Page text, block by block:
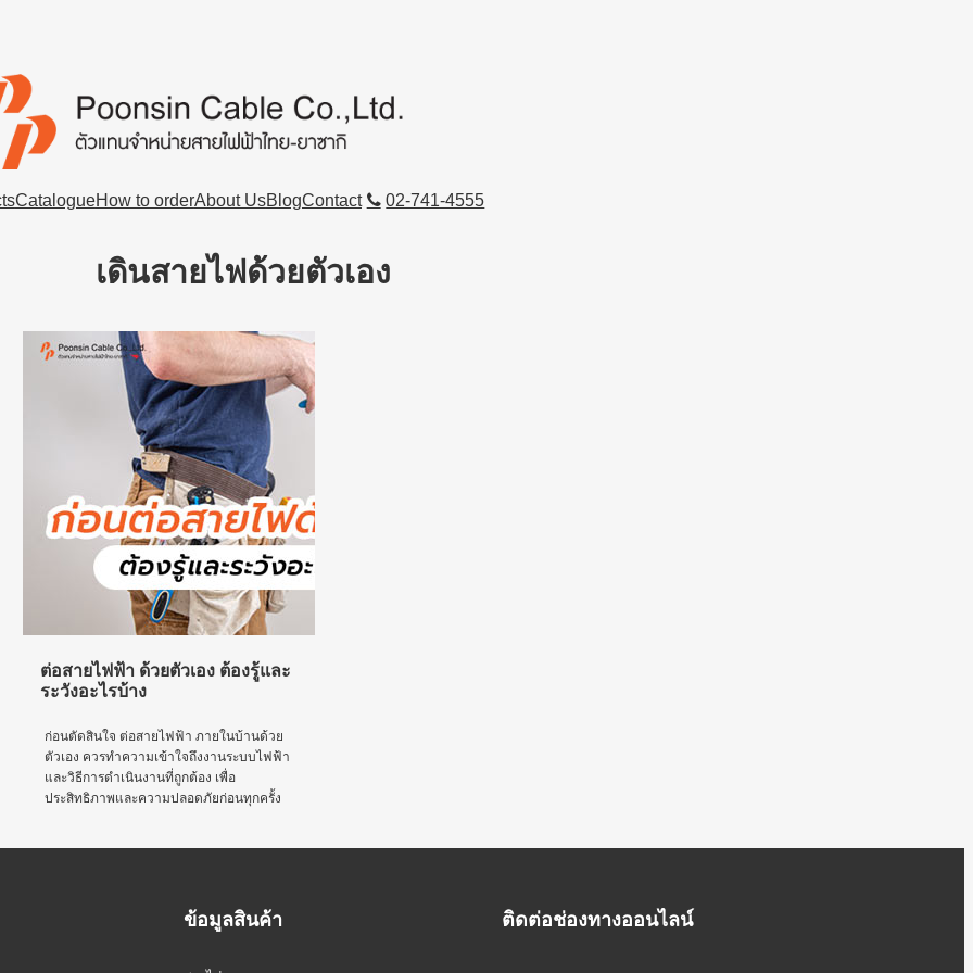
CatalogueHow to orderAbout UsBlogContact 02-741-4555
เดินสายไฟด้วยตัวเอง
ต่อสายไฟฟ้า ด้วยตัวเอง ต้องรู้และ
ระวังอะไรบ้าง
ก่อนตัดสินใจ ต่อสายไฟฟ้า ภายในบ้านด้วย
ตัวเอง ควรทำความเข้าใจถึงงานระบบไฟฟ้า
และวิธีการดำเนินงานที่ถูกต้อง เพื่อ
ประสิทธิภาพและความปลอดภัยก่อนทุกครั้ง
ข้อมูลสินค้า ติดต่อช่องทางออนไลน์